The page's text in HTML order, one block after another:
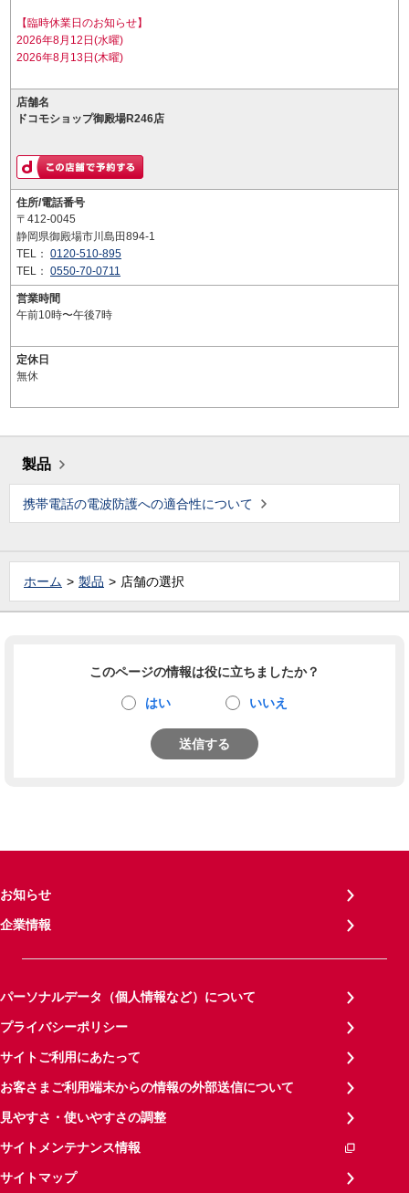
【臨時休業日のお知らせ】
2026年8月12日(水曜)
2026年8月13日(木曜)
店舗名
ドコモショップ御殿場R246店
住所/電話番号
〒412-0045
静岡県御殿場市川島田894-1
TEL： 0120-510-895
TEL： 0550-70-0711
営業時間
午前10時〜午後7時
定休日
無休
製品
携帯電話の電波防護への適合性について
ホーム 製品 店舗の選択
このページの情報は役に立ちましたか？
はい いいえ
送信する
お知らせ
企業情報
パーソナルデータ（個人情報など）について
プライバシーポリシー
サイトご利用にあたって
お客さまご利用端末からの情報の外部送信について
見やすさ・使いやすさの調整
サイトメンテナンス情報
サイトマップ